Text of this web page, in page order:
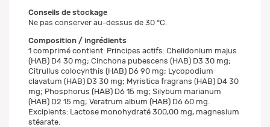
Conseils de stockage
Ne pas conserver au-dessus de 30 °C.
Composition / ingrédients
1 comprimé contient: Principes actifs: Chelidonium majus
(HAB) D4 30 mg; Cinchona pubescens (HAB) D3 30 mg;
Citrullus colocynthis (HAB) D6 90 mg; Lycopodium
clavatum (HAB) D3 30 mg; Myristica fragrans (HAB) D4 30
mg; Phosphorus (HAB) D6 15 mg; Silybum marianum
(HAB) D2 15 mg; Veratrum album (HAB) D6 60 mg.
Excipients: Lactose monohydraté 300,00 mg, magnesium
stéarate.